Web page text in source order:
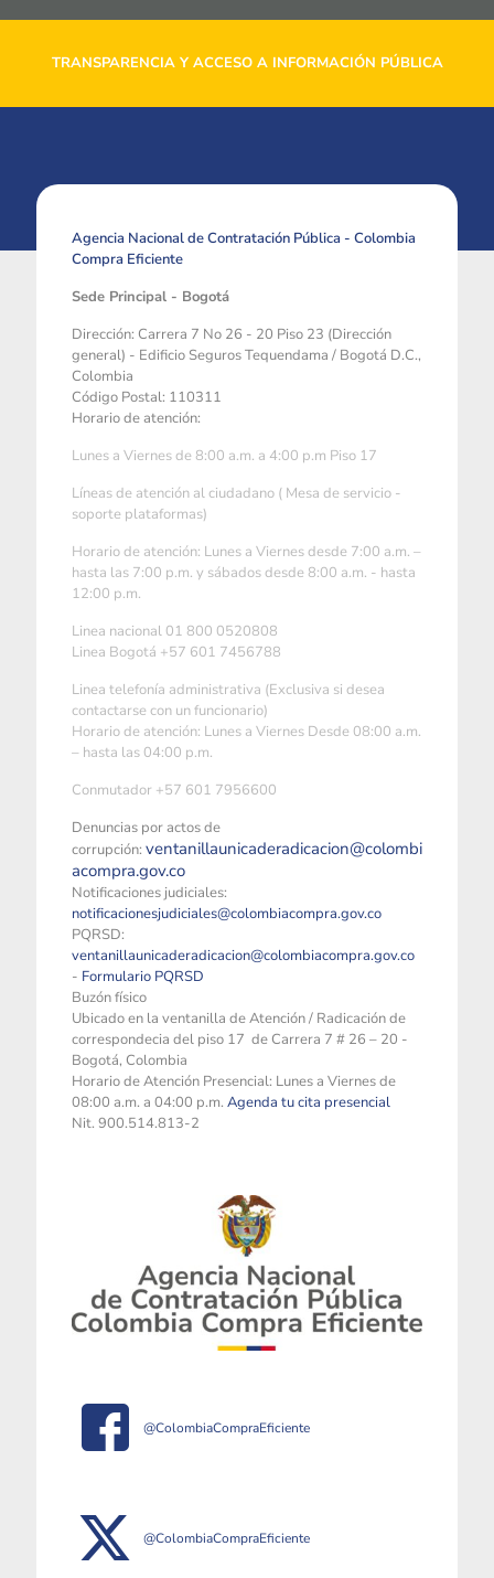
TRANSPARENCIA Y ACCESO A INFORMACIÓN PÚBLICA
Agencia Nacional de Contratación Pública - Colombia
Compra Eficiente
Sede Principal - Bogotá
Dirección: Carrera 7 No 26 - 20 Piso 23 (Dirección
general) - Edificio Seguros Tequendama / Bogotá D.C.,
Colombia
Código Postal: 110311
Horario de atención:
Lunes a Viernes de 8:00 a.m. a 4:00 p.m Piso 17
Líneas de atención al ciudadano ( Mesa de servicio -
soporte plataformas)
Horario de atención: Lunes a Viernes desde 7:00 a.m. –
hasta las 7:00 p.m. y sábados desde 8:00 a.m. - hasta
12:00 p.m.
Linea nacional 01 800 0520808
Linea Bogotá +57 601 7456788
Linea telefonía administrativa (Exclusiva si desea
contactarse con un funcionario)
Horario de atención: Lunes a Viernes Desde 08:00 a.m.
– hasta las 04:00 p.m.
Conmutador +57 601 7956600
Denuncias por actos de
corrupción: ventanillaunicaderadicacion@colombi
acompra.gov.co
Notificaciones judiciales:
notificacionesjudiciales@colombiacompra.gov.co
PQRSD:
ventanillaunicaderadicacion@colombiacompra.gov.co
- Formulario PQRSD
Buzón físico
Ubicado en la ventanilla de Atención / Radicación de
correspondecia del piso 17 de Carrera 7 # 26 – 20 -
Bogotá, Colombia
Horario de Atención Presencial: Lunes a Viernes de
08:00 a.m. a 04:00 p.m. Agenda tu cita presencial
Nit. 900.514.813-2
@ColombiaCompraEficiente
@ColombiaCompraEficiente